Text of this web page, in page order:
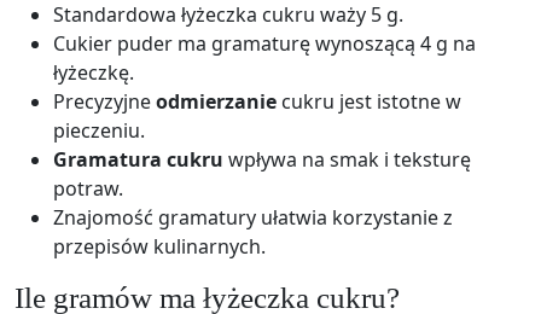
Standardowa łyżeczka cukru waży 5 g.
Cukier puder ma gramaturę wynoszącą 4 g na
łyżeczkę.
Precyzyjneodmierzanie cukru jest istotne w
pieczeniu.
Gramatura cukru wpływa na smak i teksturę
potraw.
Znajomość gramatury ułatwia korzystanie z
przepisów kulinarnych.
Ile gramów ma łyżeczka cukru?